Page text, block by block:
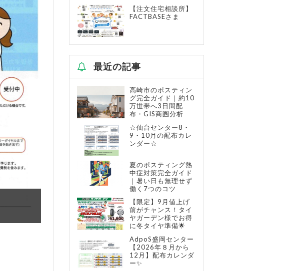
【注文住宅相談所】
FACTBASEさま
最近の記事
高崎市のポスティン
グ完全ガイド｜約10
万世帯へ3日間配
布・GIS商圏分析
☆仙台センター8・
9・10月の配布カレ
ンダー☆
夏のポスティング熱
中症対策完全ガイド
｜暑い日も無理せず
働く7つのコツ
【限定】9月値上げ
前がチャンス！タイ
ヤガーデン様でお得
に冬タイヤ準備🌟
AdpoS盛岡センター
【2026年８月から
12月】配布カレンダ
ー✨